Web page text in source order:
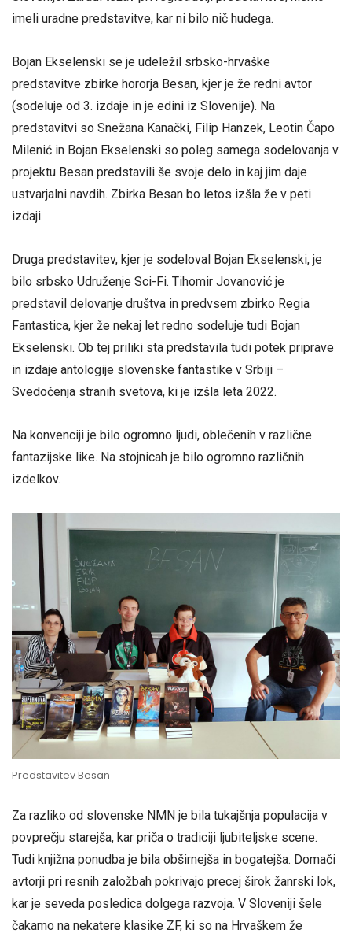
imeli uradne predstavitve, kar ni bilo nič hudega.
Bojan Ekselenski se je udeležil srbsko-hrvaške
predstavitve zbirke hororja Besan, kjer je že redni avtor
(sodeluje od 3. izdaje in je edini iz Slovenije). Na
predstavitvi so Snežana Kanački, Filip Hanzek, Leotin Čapo
Milenić in Bojan Ekselenski so poleg samega sodelovanja v
projektu Besan predstavili še svoje delo in kaj jim daje
ustvarjalni navdih. Zbirka Besan bo letos izšla že v peti
izdaji.
Druga predstavitev, kjer je sodeloval Bojan Ekselenski, je
bilo srbsko Udruženje Sci-Fi. Tihomir Jovanović je
predstavil delovanje društva in predvsem zbirko Regia
Fantastica, kjer že nekaj let redno sodeluje tudi Bojan
Ekselenski. Ob tej priliki sta predstavila tudi potek priprave
in izdaje antologije slovenske fantastike v Srbiji –
Svedočenja stranih svetova, ki je izšla leta 2022.
Na konvenciji je bilo ogromno ljudi, oblečenih v različne
fantazijske like. Na stojnicah je bilo ogromno različnih
izdelkov.
Predstavitev Besan
Za razliko od slovenske NMN je bila tukajšnja populacija v
povprečju starejša, kar priča o tradiciji ljubiteljske scene.
Tudi knjižna ponudba je bila obširnejša in bogatejša. Domači
avtorji pri resnih založbah pokrivajo precej širok žanrski lok,
kar je seveda posledica dolgega razvoja. V Sloveniji šele
čakamo na nekatere klasike ZF, ki so na Hrvaškem že